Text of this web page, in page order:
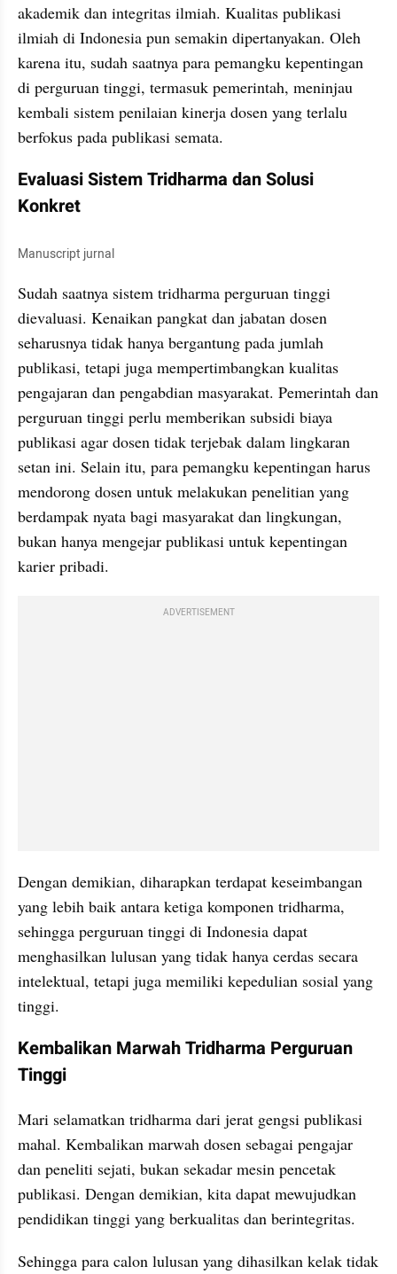
akademik dan integritas ilmiah. Kualitas publikasi
ilmiah di Indonesia pun semakin dipertanyakan. Oleh
karena itu, sudah saatnya para pemangku kepentingan
di perguruan tinggi, termasuk pemerintah, meninjau
kembali sistem penilaian kinerja dosen yang terlalu
berfokus pada publikasi semata.
Evaluasi Sistem Tridharma dan Solusi
Konkret
Manuscript jurnal
Sudah saatnya sistem tridharma perguruan tinggi
dievaluasi. Kenaikan pangkat dan jabatan dosen
seharusnya tidak hanya bergantung pada jumlah
publikasi, tetapi juga mempertimbangkan kualitas
pengajaran dan pengabdian masyarakat. Pemerintah dan
perguruan tinggi perlu memberikan subsidi biaya
publikasi agar dosen tidak terjebak dalam lingkaran
setan ini. Selain itu, para pemangku kepentingan harus
mendorong dosen untuk melakukan penelitian yang
berdampak nyata bagi masyarakat dan lingkungan,
bukan hanya mengejar publikasi untuk kepentingan
karier pribadi.
ADVERTISEMENT
Dengan demikian, diharapkan terdapat keseimbangan
yang lebih baik antara ketiga komponen tridharma,
sehingga perguruan tinggi di Indonesia dapat
menghasilkan lulusan yang tidak hanya cerdas secara
intelektual, tetapi juga memiliki kepedulian sosial yang
tinggi.
Kembalikan Marwah Tridharma Perguruan
Tinggi
Mari selamatkan tridharma dari jerat gengsi publikasi
mahal. Kembalikan marwah dosen sebagai pengajar
dan peneliti sejati, bukan sekadar mesin pencetak
publikasi. Dengan demikian, kita dapat mewujudkan
pendidikan tinggi yang berkualitas dan berintegritas.
Sehingga para calon lulusan yang dihasilkan kelak tidak